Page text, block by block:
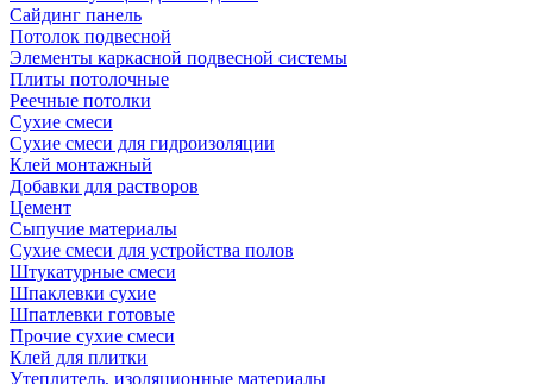
Сайдинг панель
Потолок подвесной
Элементы каркасной подвесной системы
Плиты потолочные
Реечные потолки
Сухие смеси
Сухие смеси для гидроизоляции
Клей монтажный
Добавки для растворов
Цемент
Сыпучие материалы
Сухие смеси для устройства полов
Штукатурные смеси
Шпаклевки сухие
Шпатлевки готовые
Прочие сухие смеси
Клей для плитки
Утеплитель, изоляционные материалы